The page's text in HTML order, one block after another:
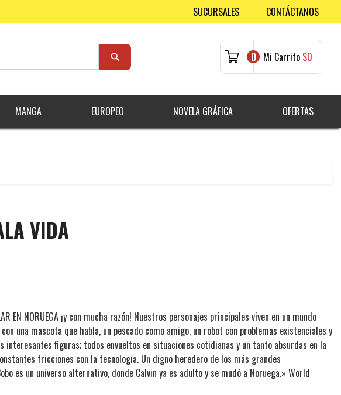
SUCURSALES CONTÁCTANOS
0 Mi Carrito $0
MANGA EUROPEO NOVELA GRÁFICA OFERTAS
VIDA
EN NORUEGA ¡y con mucha razón! Nuestros personajes principales viven en un mundo
una mascota que habla, un pescado como amigo, un robot con problemas existenciales y
interesantes figuras; todos envueltos en situaciones cotidianas y un tanto absurdas en la
fricciones con la tecnología. Un digno heredero de los más grandes
es un universo alternativo, donde Calvin ya es adulto y se mudó a Noruega.» World